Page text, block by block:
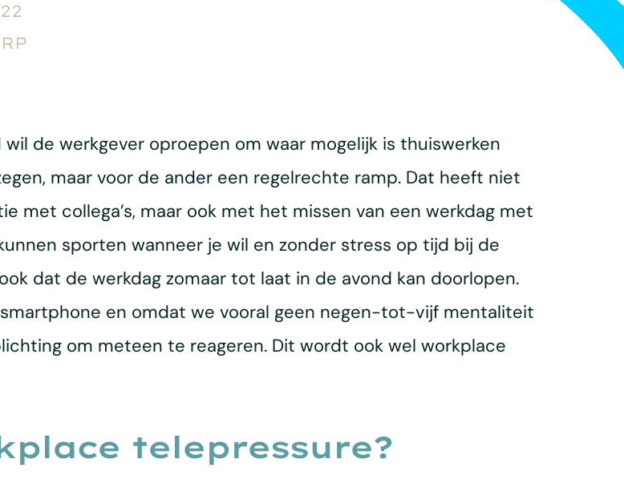
de werkgever oproepen om waar mogelijk is thuiswerken
maar voor de ander een regelrechte ramp. Dat heeft niet
met collega’s, maar ook met het missen van een werkdag met
sporten wanneer je wil en zonder stress op tijd bij de
dat de werkdag zomaar tot laat in de avond kan doorlopen.
en omdat we vooral geen negen-tot-vijf mentaliteit
om meteen te reageren. Dit wordt ook wel workplace
telepressure?